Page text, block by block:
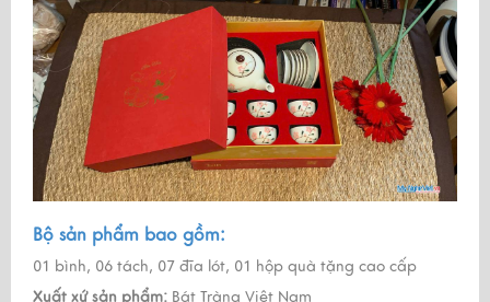
Bộ sản phẩm bao gồm:
01 bình, 06 tách, 07 đĩa lót, 01 hộp quà tặng cao cấp
Xuất xứ sản phẩm: Bát Tràng Việt Nam